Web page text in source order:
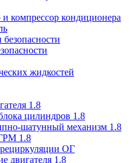
и компрессор кондиционера
жидкостей
1.8
цилиндров 1.8
шатунный механизм 1.8
1.8
ОГ
двигателя 1.8